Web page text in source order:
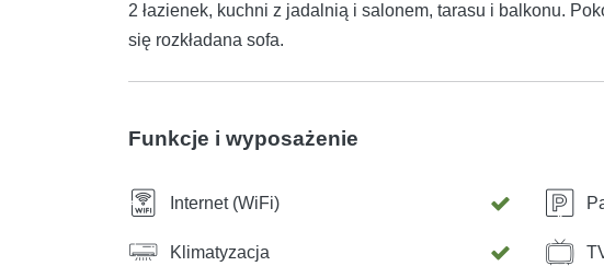
2 łazienek, kuchni z jadalnią i salonem, tarasu i balkonu.
się rozkładana sofa.
Funkcje i wyposażenie
Internet (WiFi)
Klimatyzacja